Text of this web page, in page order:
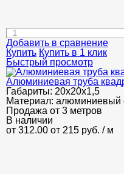
Добавить в сравнение
Купить Купить в 1 клик
Быстрый просмотр
Алюминиевая труба
Габариты: 20х20х1,5
Материал: алюминиевый
Продажа от 3 метров
В наличии
от 312.00 от 215 руб. / м